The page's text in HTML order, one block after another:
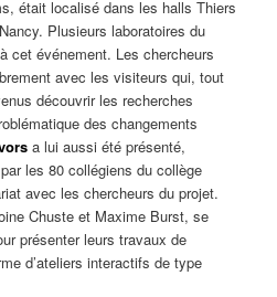
était localisé dans les halls Thiers
Plusieurs laboratoires du
cet événement. Les chercheurs
avec les visiteurs qui, tout
découvrir les recherches
des changements
a lui aussi été présenté,
les 80 collégiens du collège
avec les chercheurs du projet.
Chuste et Maxime Burst, se
présenter leurs travaux de
d’ateliers interactifs de type